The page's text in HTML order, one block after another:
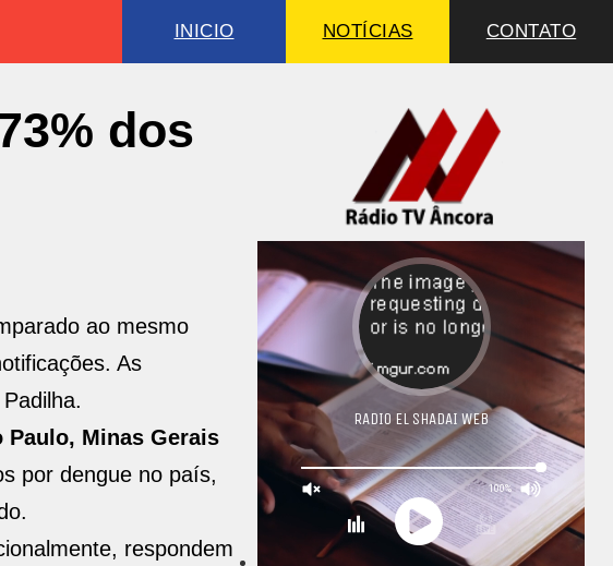
INICIO NOTÍCIAS CONTATO
dos
ao mesmo
As
Paulo, Minas Gerais
por dengue no país,
respondem